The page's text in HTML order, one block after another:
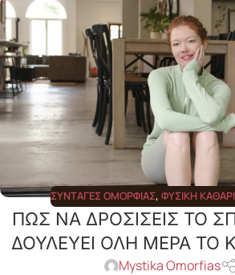
ΣΥΝΤΑΓΈΣ ΟΜΟΡΦΙΆΣ, ΦΥΣΙΚΉ
ΠΩΣ ΝΑ ΔΡΟΣΙΣΕΙΣ ΤΟ
ΔΟΥΛΕΥΕΙ ΟΛΗ ΜΕΡΑ ΤΟ
Mystika Omorfias